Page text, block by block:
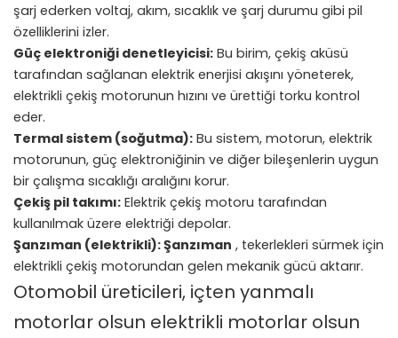
şarj ederken voltaj, akım, sıcaklık ve şarj durumu gibi pil
özelliklerini izler.
Güç elektroniği denetleyicisi: Bu birim, çekiş aküsü
tarafından sağlanan elektrik enerjisi akışını yöneterek,
elektrikli çekiş motorunun hızını ve ürettiği torku kontrol
eder.
Termal sistem (soğutma): Bu sistem, motorun, elektrik
motorunun, güç elektroniğinin ve diğer bileşenlerin uygun
bir çalışma sıcaklığı aralığını korur.
Çekiş pil takımı: Elektrik çekiş motoru tarafından
kullanılmak üzere elektriği depolar.
Şanzıman (elektrikli): Şanzıman , tekerlekleri sürmek için
elektrikli çekiş motorundan gelen mekanik gücü aktarır.
Otomobil üreticileri, içten yanmalı
motorlar olsun elektrikli motorlar olsun